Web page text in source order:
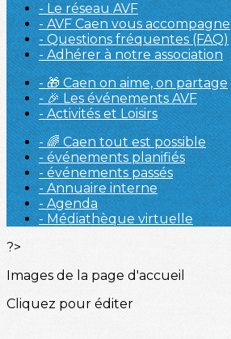
- Le réseau AVF
- AVF Caen vous accompagne
- Questions fréquentes (FAQ)
- Adhérer à notre association
- 🎁 Caen on aime, on partage
- 🎉 Les événements AVF
- Activités et Loisirs
- 🌈 Caen tout est possible
- événements planifiés
- événements passés
- Annuaire interne
- Agenda
- Médiathèque virtuelle
?>
Images de la page d'accueil
Cliquez pour éditer